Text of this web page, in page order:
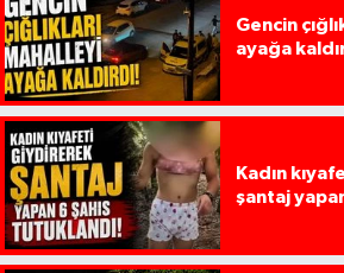
Gencin
ayağa
Kadın
şantaj